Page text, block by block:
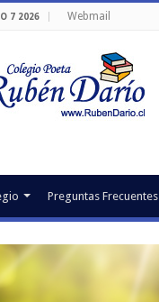
7 2026 Webmail
Preguntas Frecuentes